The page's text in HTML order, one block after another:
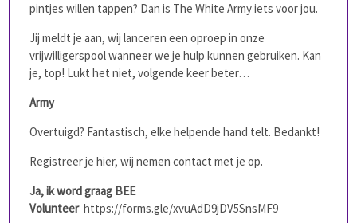
pintjes willen tappen? Dan is The White Army iets voor jou.
Jij meldt je aan, wij lanceren een oproep in onze
vrijwilligerspool wanneer we je hulp kunnen gebruiken. Kan
je, top! Lukt het niet, volgende keer beter…
Army
Overtuigd? Fantastisch, elke helpende hand telt. Bedankt!
Registreer je hier, wij nemen contact met je op.
Ja, ik word graag BEE
Volunteer https://forms.gle/xvuAdD9jDV5SnsMF9